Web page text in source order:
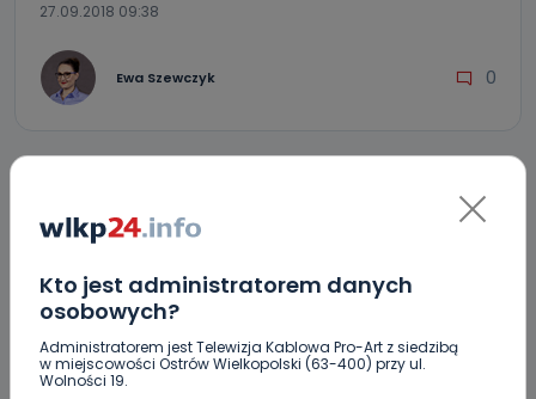
Kto jest administratorem danych
osobowych?
Administratorem jest Telewizja Kablowa Pro-Art z siedzibą
w miejscowości Ostrów Wielkopolski (63-400) przy ul.
Wolności 19.
27.09.2018 09:38
Ewa Szewczyk 0
POPULARNE
WSZYSTKIE BEZPIECZEŃSTWO
EDUKACJA
GOSPODARKA I FINANSE
HISTORIA
KORONAWIRUS
KULTURA I ROZRYWKA LUDZIE